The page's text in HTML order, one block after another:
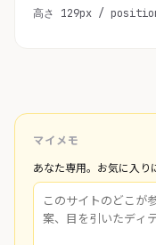
高さ 129px /
マイメモ
あなた専用。お気に入り